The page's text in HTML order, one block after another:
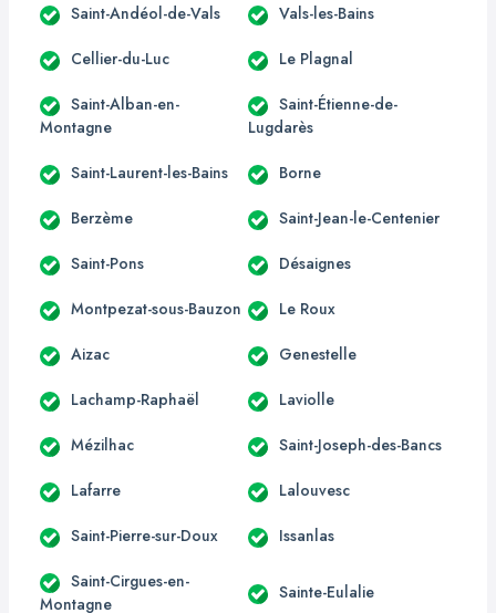
Saint-Andéol-de-Vals Vals-les-Bains
Cellier-du-Luc Le Plagnal
Saint-Alban-en-
Montagne
Saint-Étienne-de-
Lugdarès
Saint-Laurent-les-Bains Borne
Berzème Saint-Jean-le-Centenier
Saint-Pons Désaignes
Montpezat-sous-Bauzon Le Roux
Aizac Genestelle
Lachamp-Raphaël Laviolle
Mézilhac Saint-Joseph-des-Bancs
Lafarre Lalouvesc
Saint-Pierre-sur-Doux Issanlas
Saint-Cirgues-en-
Montagne
Sainte-Eulalie